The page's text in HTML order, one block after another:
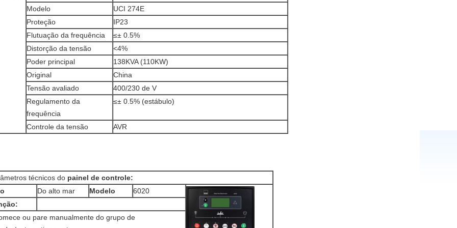
Modelo
UCI 274E
Proteção
IP23
Flutuação da frequência
≤± 0.5%
Distorção da tensão
<4%
Poder principal
138KVA (110KW)
Original
China
Tensão avaliado
400/230 de V
Regulamento da
frequência
≤± 0.5% (estábulo)
Controle da tensão AVR
técnicos do painel de controle:
Do alto mar Modelo
6020
ou pare manualmente do grupo de